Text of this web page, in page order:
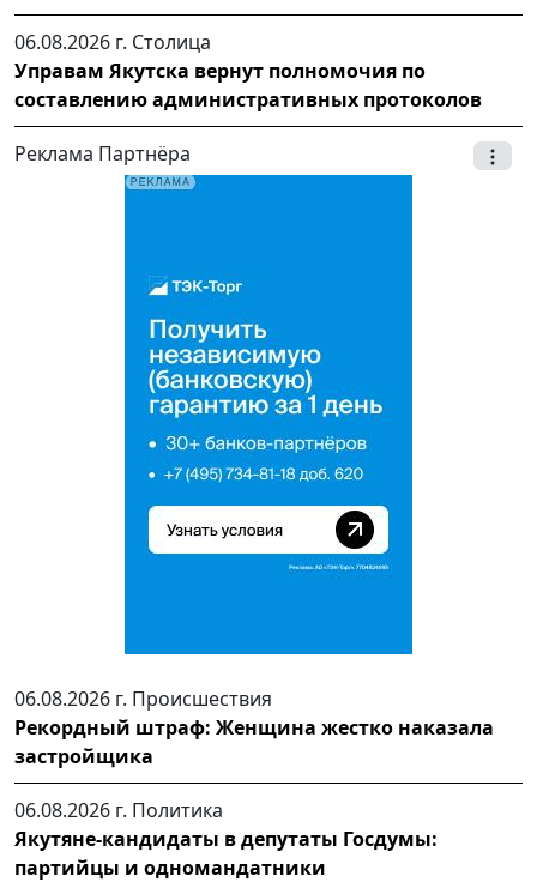
06.08.2026 г. Столица
Управам Якутска вернут полномочия по
составлению административных протоколов
Реклама Партнёра
06.08.2026 г. Происшествия
Рекордный штраф: Женщина жестко наказала
застройщика
06.08.2026 г. Политика
Якутяне-кандидаты в депутаты Госдумы:
партийцы и одномандатники